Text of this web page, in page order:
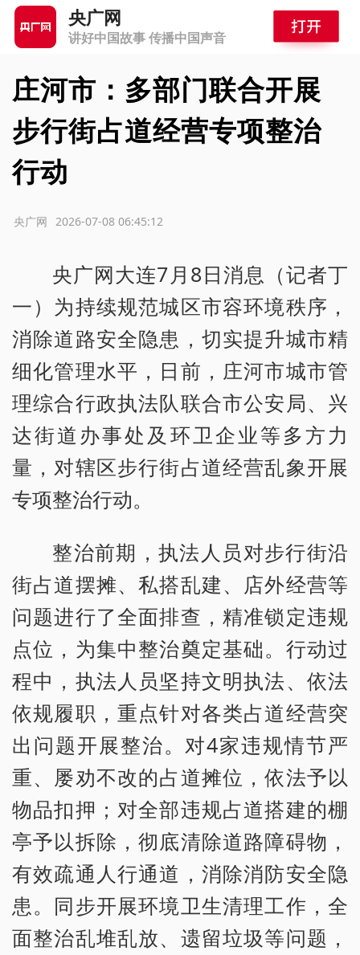
央广网
讲好中国故事 传播中国声音
庄河市：多部门联合开展
步行街占道经营专项整治
行动
2026-07-08 06:45:12
央广网
央广网大连7月8日消息（记者丁
一）为持续规范城区市容环境秩序，
消除道路安全隐患，切实提升城市精
细化管理水平，日前，庄河市城市管
理综合行政执法队联合市公安局、兴
达街道办事处及环卫企业等多方力
量，对辖区步行街占道经营乱象开展
专项整治行动。
整治前期，执法人员对步行街沿
街占道摆摊、私搭乱建、店外经营等
问题进行了全面排查，精准锁定违规
点位，为集中整治奠定基础。行动过
程中，执法人员坚持文明执法、依法
依规履职，重点针对各类占道经营突
出问题开展整治。对4家违规情节严
重、屡劝不改的占道摊位，依法予以
物品扣押；对全部违规占道搭建的棚
亭予以拆除，彻底清除道路障碍物，
有效疏通人行通道，消除消防安全隐
患。同步开展环境卫生清理工作，全
面整治乱堆乱放、遗留垃圾等问题，